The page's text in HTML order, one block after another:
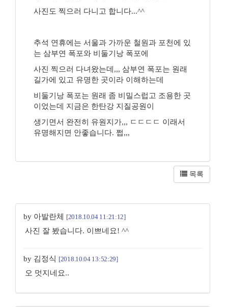
사진도 찍으러 다니고 합니다...^^
추석 연휴에는 서울과 가까운 철원과 포천에 있
는 삼부연 폭포와 비둘기낭 폭포에
사진 찍으러 다녀왔는데,,, 삼부연 폭포는 원래
길가에 있고 유명한 곳이라 이해하는데
비둘기낭 폭포는 원래 좀 비밀스럽고 조용한 곳
이었는데 지금은 한탄강 지질공원이
생기면서 완전히 유원지가,,, ㄷㄷㄷㄷ 이래서
유명해지면 안좋습니다. 쩝,,,
목록
by 아발란체 [2018.10.04 11:21:12]
사진 잘 봤습니다. 이쁘네요! ^^
by 김정식 [2018.10.04 13:52:29]
오 멋지네요..